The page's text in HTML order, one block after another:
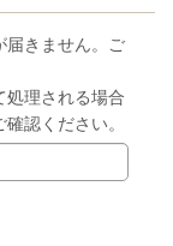
届きません。ご
処理される場合
認ください。